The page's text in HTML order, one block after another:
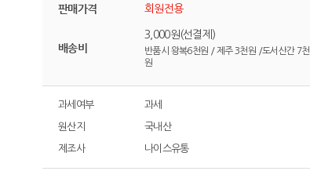
판매가격 회원전용
배송비
3,000원(선결제)
반품시 왕복6천원 / 제주 3천원 /도서산간 7천
원
과세여부 과세
원산지 국내산
제조사 나이스유통